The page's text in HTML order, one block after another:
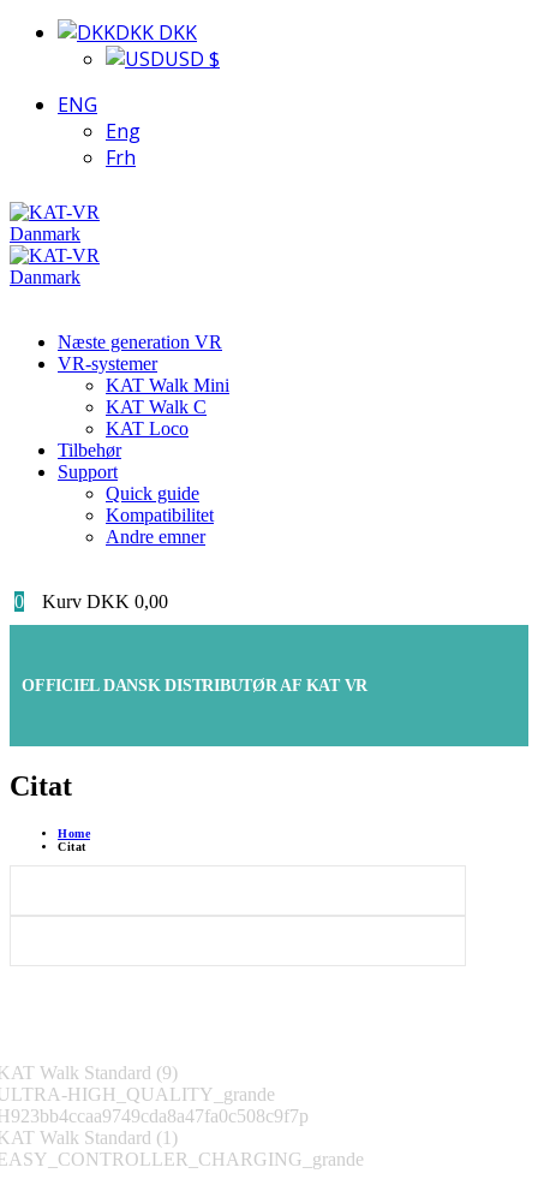
DKK DKK
USD $
ENG
Eng
Frh
Næste generation VR
VR-systemer
KAT Walk Mini
KAT Walk C
KAT Loco
Tilbehør
Support
Quick guide
Kompatibilitet
Andre emner
0 Kurv DKK 0,00
OFFICIEL DANSK DISTRIBUTØR AF KAT VR
Citat
Home
Citat